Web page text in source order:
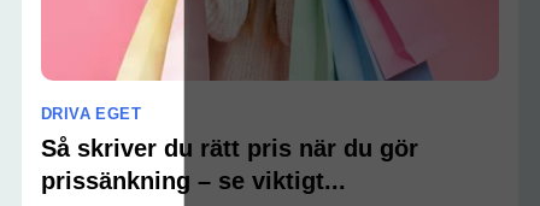
DRIVA EGET
Så skriver du rätt pris när du gör
prissänkning – se viktigt...